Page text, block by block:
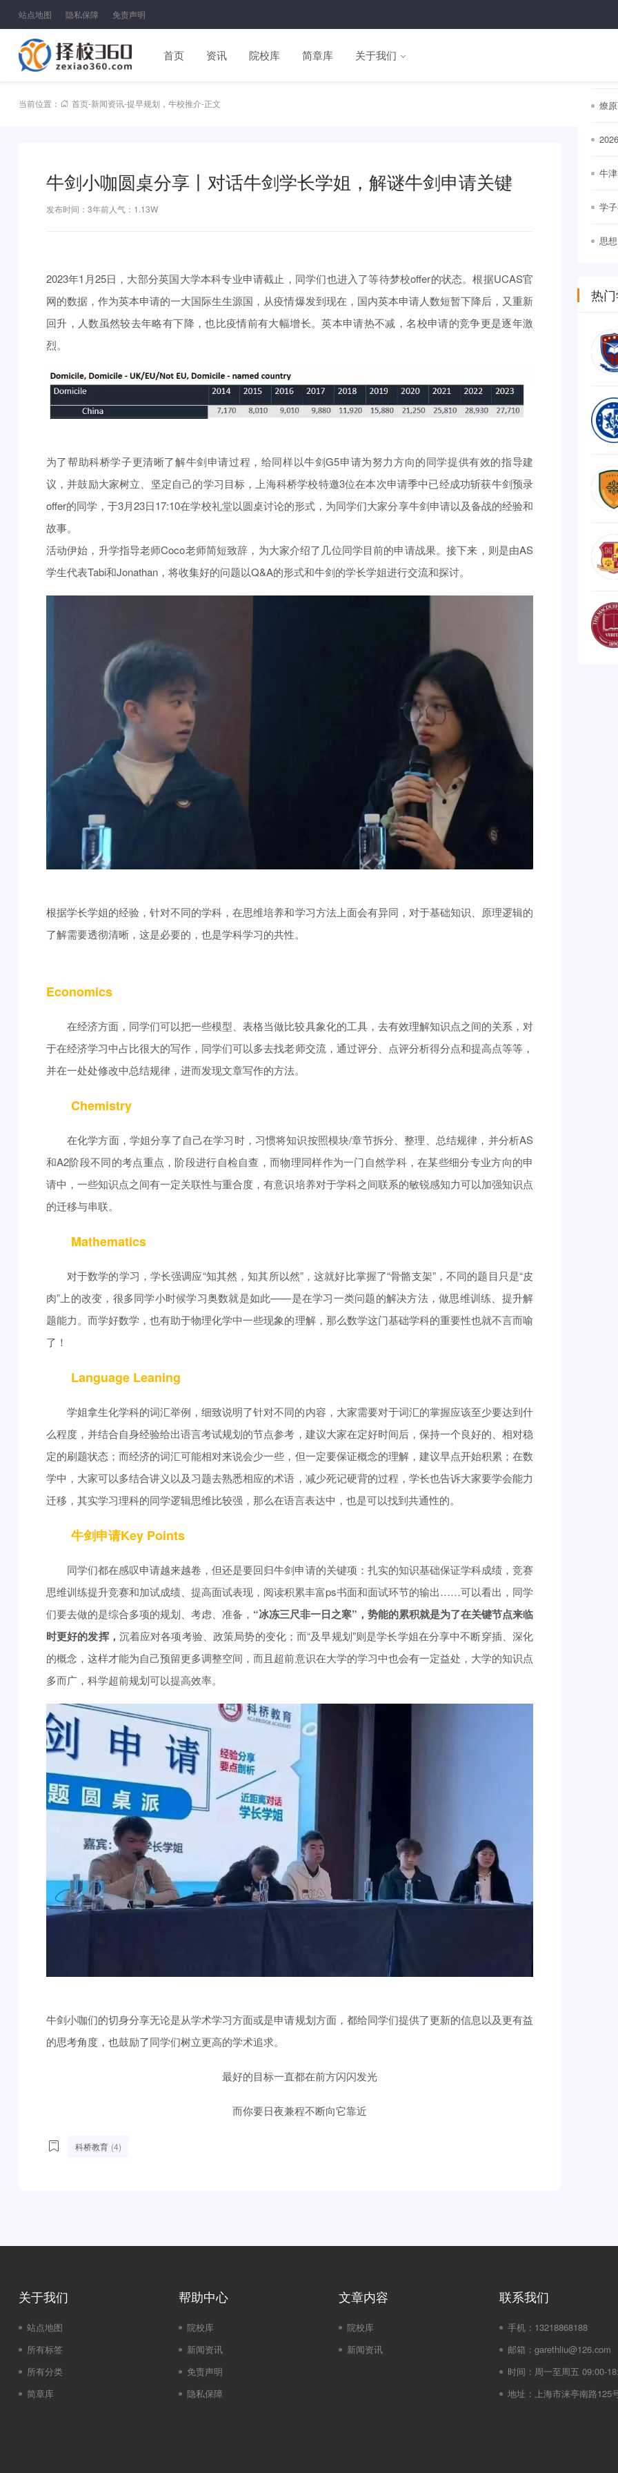
站点地图 隐私保障 免责声明
首页 资讯 院校库 简章库 关于我们
当前位置： 首页-新闻资讯-提早规划 ， 牛校推介-正文
牛剑小咖圆桌分享丨对话牛剑学长学姐，解谜牛剑申请关键
发布时间：3年前人气：1.13W
2023年1月25日，大部分英国大学本科专业申请截止，同学们也进入了等待梦校offer的状态。根据UCAS官
网的数据，作为英本申请的一大国际生生源国，从疫情爆发到现在，国内英本申请人数短暂下降后，又重新
回升，人数虽然较去年略有下降，也比疫情前有大幅增长。英本申请热不减，名校申请的竞争更是逐年激
烈。
为了帮助科桥学子更清晰了解牛剑申请过程，给同样以牛剑G5申请为努力方向的同学提供有效的指导建
议，并鼓励大家树立、坚定自己的学习目标，上海科桥学校特邀3位在本次申请季中已经成功斩获牛剑预录
offer的同学，于3月23日17:10在学校礼堂以圆桌讨论的形式，为同学们大家分享牛剑申请以及备战的经验和
故事。
活动伊始，升学指导老师Coco老师简短致辞，为大家介绍了几位同学目前的申请战果。接下来，则是由AS
学生代表Tabi和Jonathan，将收集好的问题以Q&A的形式和牛剑的学长学姐进行交流和探讨。
根据学长学姐的经验，针对不同的学科，在思维培养和学习方法上面会有异同，对于基础知识、原理逻辑的
了解需要透彻清晰，这是必要的，也是学科学习的共性。
Economics
在经济方面，同学们可以把一些模型、表格当做比较具象化的工具，去有效理解知识点之间的关系，对
于在经济学习中占比很大的写作，同学们可以多去找老师交流，通过评分、点评分析得分点和提高点等等，
并在一处处修改中总结规律，进而发现文章写作的方法。
Chemistry
在化学方面，学姐分享了自己在学习时，习惯将知识按照模块/章节拆分、整理、总结规律，并分析AS
和A2阶段不同的考点重点，阶段进行自检自查，而物理同样作为一门自然学科，在某些细分专业方向的申
请中，一些知识点之间有一定关联性与重合度，有意识培养对于学科之间联系的敏锐感知力可以加强知识点
的迁移与串联。
Mathematics
对于数学的学习，学长强调应“知其然，知其所以然”，这就好比掌握了“骨骼支架”，不同的题目只是“皮
肉”上的改变，很多同学小时候学习奥数就是如此——是在学习一类问题的解决方法，做思维训练、提升解
题能力。而学好数学，也有助于物理化学中一些现象的理解，那么数学这门基础学科的重要性也就不言而喻
了！
Language Leaning
学姐拿生化学科的词汇举例，细致说明了针对不同的内容，大家需要对于词汇的掌握应该至少要达到什
么程度，并结合自身经验给出语言考试规划的节点参考，建议大家在定好时间后，保持一个良好的、相对稳
定的刷题状态；而经济的词汇可能相对来说会少一些，但一定要保证概念的理解，建议早点开始积累；在数
学中，大家可以多结合讲义以及习题去熟悉相应的术语，减少死记硬背的过程，学长也告诉大家要学会能力
迁移，其实学习理科的同学逻辑思维比较强，那么在语言表达中，也是可以找到共通性的。
牛剑申请Key Points
同学们都在感叹申请越来越卷，但还是要回归牛剑申请的关键项：扎实的知识基础保证学科成绩，竞赛
思维训练提升竞赛和加试成绩、提高面试表现，阅读积累丰富ps书面和面试环节的输出……可以看出，同学
们要去做的是综合多项的规划、考虑、准备， “冰冻三尺非一日之寒”，势能的累积就是为了在关键节点来临
时更好的发挥， 沉着应对各项考验、政策局势的变化；而“及早规划”则是学长学姐在分享中不断穿插、深化
的概念，这样才能为自己预留更多调整空间，而且超前意识在大学的学习中也会有一定益处，大学的知识点
多而广，科学超前规划可以提高效率。
牛剑小咖们的切身分享无论是从学术学习方面或是申请规划方面，都给同学们提供了更新的信息以及更有益
的思考角度，也鼓励了同学们树立更高的学术追求。
最好的目标一直都在前方闪闪发光
而你要日夜兼程不断向它靠近
科桥教育 (4)
热
燎
牛
学
思
热
关于我们
站点地图
所有标签
所有分类
简章库
帮助中心
院校库
新闻资讯
免责声明
隐私保障
文章内容
院校库
新闻资讯
联系我们
手机： 13218868188
邮箱： garethliu@126.com
时间： 周一至周五 09:00-
地址： 上海市涞亭南路125